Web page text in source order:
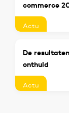
Actu
commerce
Actu
De
onthuld